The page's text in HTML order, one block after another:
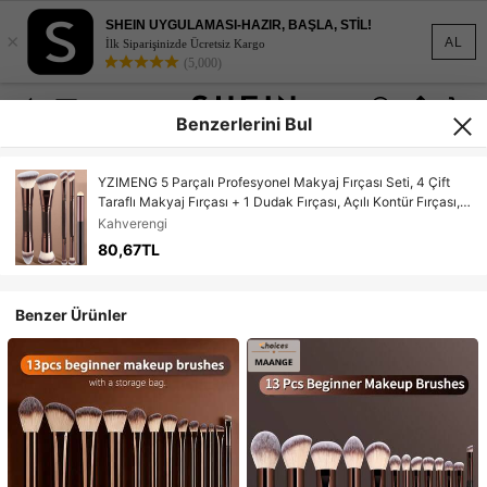
AL
×
SHEIN UYGULAMASI-HAZIR, BAŞLA, STİL!
İlk Siparişinizde Ücretsiz Kargo
(5,000)
Benzerlerini Bul
YZIMENG 5 Parçalı Profesyonel Makyaj Fırçası Seti, 4 Çift
Taraflı Makyaj Fırçası + 1 Dudak Fırçası, Açılı Kontür Fırçası,
Allık Fırçası, Pudra Fırçası, Göz Farı Fırçası, Kapatıcı Fırçası,
Aydınlatıcı Fırçası, Karıştırma Fırçası, Yumuşak Kıllar,
Taşınabilir Seyahat Seti, Kadınlar/Kızlar İçin Hediye
Kahverengi
80,67TL
Benzer Ürünler